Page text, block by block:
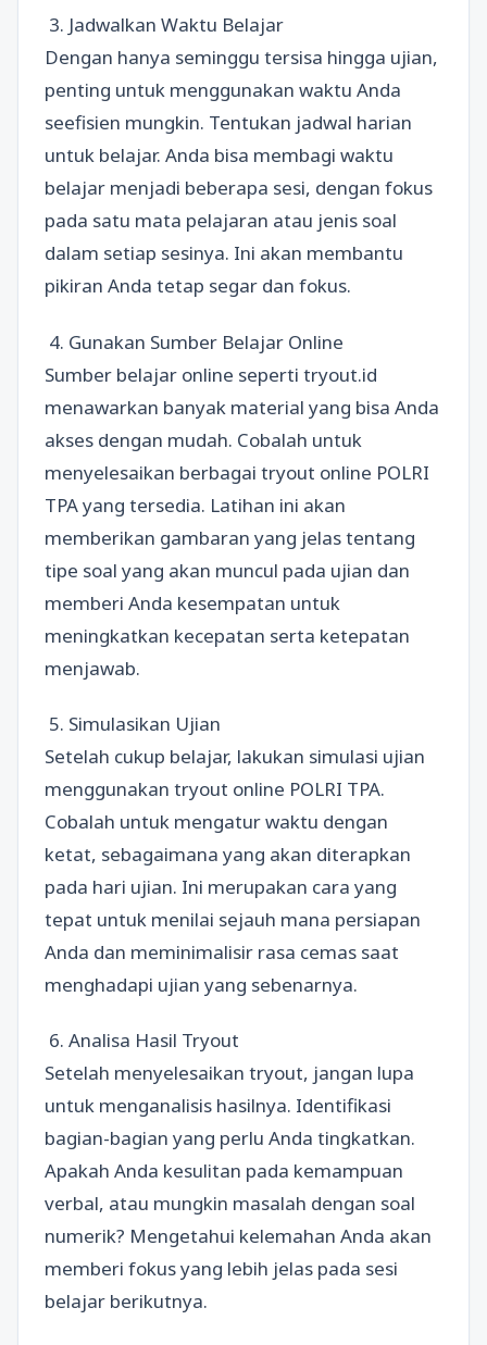
3. Jadwalkan Waktu Belajar
Dengan hanya seminggu tersisa hingga ujian,
penting untuk menggunakan waktu Anda
seefisien mungkin. Tentukan jadwal harian
untuk belajar. Anda bisa membagi waktu
belajar menjadi beberapa sesi, dengan fokus
pada satu mata pelajaran atau jenis soal
dalam setiap sesinya. Ini akan membantu
pikiran Anda tetap segar dan fokus.
4. Gunakan Sumber Belajar Online
Sumber belajar online seperti tryout.id
menawarkan banyak material yang bisa Anda
akses dengan mudah. Cobalah untuk
menyelesaikan berbagai tryout online POLRI
TPA yang tersedia. Latihan ini akan
memberikan gambaran yang jelas tentang
tipe soal yang akan muncul pada ujian dan
memberi Anda kesempatan untuk
meningkatkan kecepatan serta ketepatan
menjawab.
5. Simulasikan Ujian
Setelah cukup belajar, lakukan simulasi ujian
menggunakan tryout online POLRI TPA.
Cobalah untuk mengatur waktu dengan
ketat, sebagaimana yang akan diterapkan
pada hari ujian. Ini merupakan cara yang
tepat untuk menilai sejauh mana persiapan
Anda dan meminimalisir rasa cemas saat
menghadapi ujian yang sebenarnya.
6. Analisa Hasil Tryout
Setelah menyelesaikan tryout, jangan lupa
untuk menganalisis hasilnya. Identifikasi
bagian-bagian yang perlu Anda tingkatkan.
Apakah Anda kesulitan pada kemampuan
verbal, atau mungkin masalah dengan soal
numerik? Mengetahui kelemahan Anda akan
memberi fokus yang lebih jelas pada sesi
belajar berikutnya.